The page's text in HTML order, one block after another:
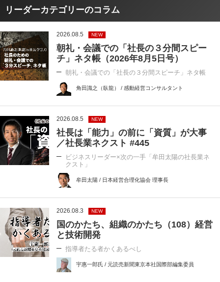
リーダーカテゴリーのコラム
2026.08.5 NEW
朝礼・会議での「社長の３分間スピー
チ」ネタ帳（2026年8月5日号）
朝礼・会議での「社長の３分間スピーチ」ネタ帳
角田識之（臥龍） / 感動経営コンサルタント
2026.08.5 NEW
社長は「能力」の前に「資質」が大事
／社長業ネクスト #445
ビジネスリーダー×次の一手「牟田太陽の社長業ネ
クスト」
牟田太陽 / 日本経営合理化協会 理事長
2026.08.3 NEW
国のかたち、組織のかたち（108）経営
と技術開発
指導者たる者かくあるべし
宇惠一郎氏 / 元読売新聞東京本社国際部編集委員